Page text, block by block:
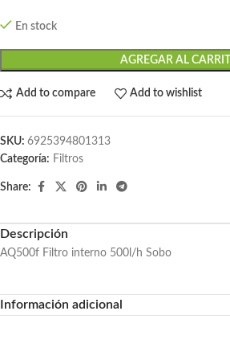
En stock
AGREGAR AL
Add to compare Add to wishlist
SKU: 6925394801313
Categoría: Filtros
Share:
Descripción
AQ500f Filtro interno 500l/h Sobo
Información adicional